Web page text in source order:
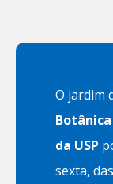
O jardim
da USP
sexta,